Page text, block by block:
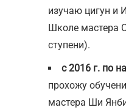
изучаю цигун и
Школе мастера
ступени).
с 2016 г. по
прохожу
мастера Ши